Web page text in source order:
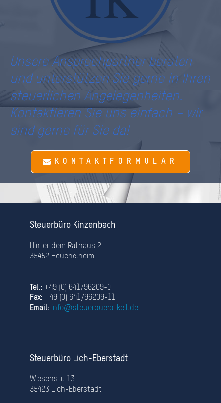
Unsere Ansprechpartner beraten
und unterstützen Sie gerne in Ihren
steuerlichen Angelegenheiten.
Kontaktieren Sie uns einfach – wir
sind gerne für Sie da!
KONTAKTFORMULAR
Steuerbüro Kinzenbach
Hinter dem Rathaus 2
35452 Heuchelheim
Tel.: +49 (0) 641/96209-0
Fax: +49 (0) 641/96209-11
Email: info@steuerbuero-keil.de
Steuerbüro Lich-Eberstadt
Wiesenstr. 13
35423 Lich-Eberstadt